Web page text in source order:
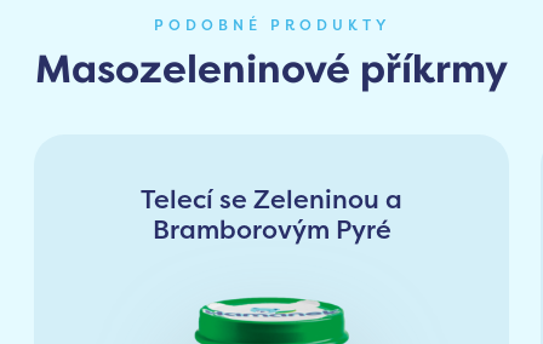
PODOBNÉ PRODUKTY
Masozeleninové příkrmy
Telecí se Zeleninou a
Bramborovým Pyré